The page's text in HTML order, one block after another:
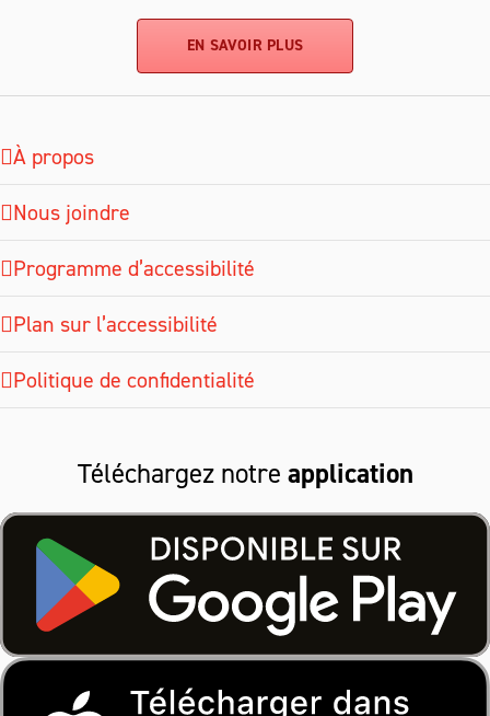
EN SAVOIR PLUS
À propos
Nous joindre
Programme d’accessibilité
Plan sur l’accessibilité
Politique de confidentialité
Téléchargez notre application